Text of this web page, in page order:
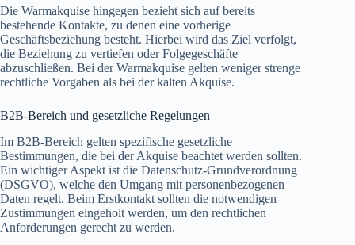
Die Warmakquise hingegen bezieht sich auf bereits
bestehende Kontakte, zu denen eine vorherige
Geschäftsbeziehung besteht. Hierbei wird das Ziel verfolgt,
die Beziehung zu vertiefen oder Folgegeschäfte
abzuschließen. Bei der Warmakquise gelten weniger strenge
rechtliche Vorgaben als bei der kalten Akquise.
B2B-Bereich und gesetzliche Regelungen
Im B2B-Bereich gelten spezifische gesetzliche
Bestimmungen, die bei der Akquise beachtet werden sollten.
Ein wichtiger Aspekt ist die Datenschutz-Grundverordnung
(DSGVO), welche den Umgang mit personenbezogenen
Daten regelt. Beim Erstkontakt sollten die notwendigen
Zustimmungen eingeholt werden, um den rechtlichen
Anforderungen gerecht zu werden.